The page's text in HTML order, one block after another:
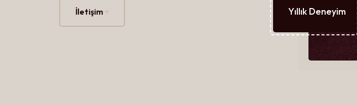
İletişim Yıllık Deneyim